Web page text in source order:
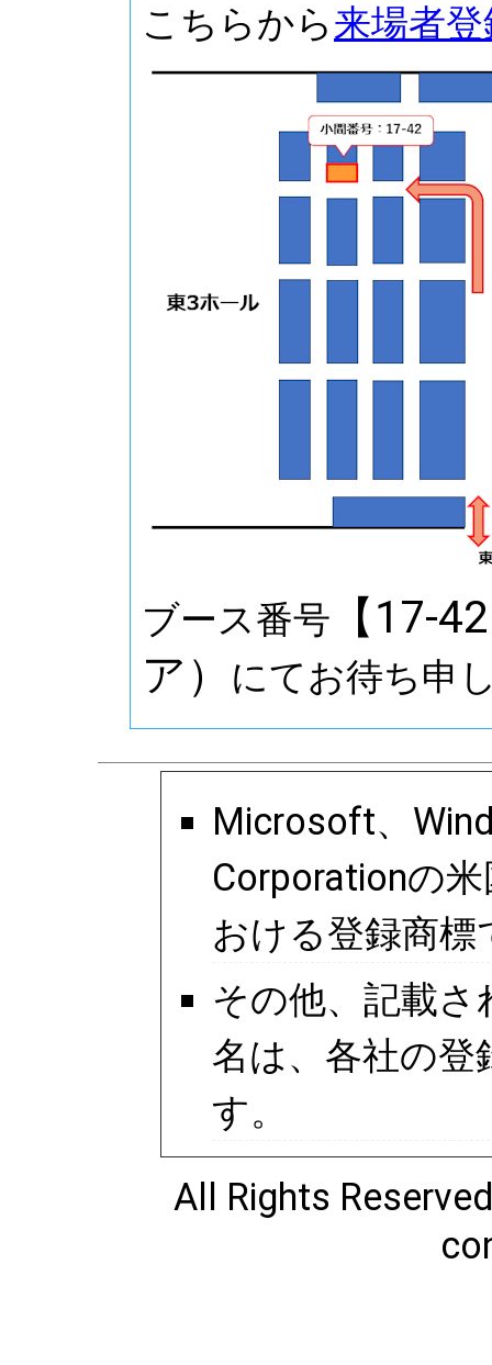
こちらから来場者
ブース番号
【17-
ア）
にてお待ち申
Microsoft、
Corporationの
おける登録商標
その他、記載
名は、各社の登
す。
All Rights